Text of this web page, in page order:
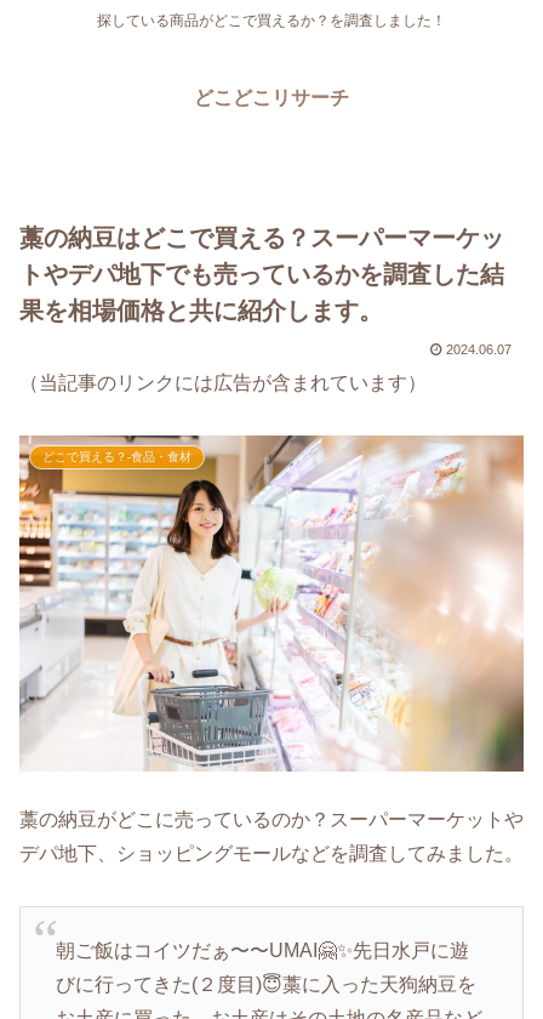
探している商品がどこで買えるか？を調査しました！
どこどこリサーチ
藁の納豆はどこで買える？スーパーマーケッ
トやデパ地下でも売っているかを調査した結
果を相場価格と共に紹介します。
2024.06.07
（当記事のリンクには広告が含まれています）
どこで買える？-食品・食材
藁の納豆がどこに売っているのか？スーパーマーケットや
デパ地下、ショッピングモールなどを調査してみました。
朝ご飯はコイツだぁ〜〜UMAI🤗✨先日水戸に遊
びに行ってきた(２度目)😇藁に入った天狗納豆を